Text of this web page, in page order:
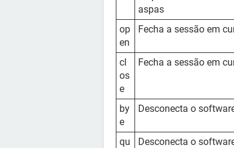
aspas
op
en
Fecha a sessão em
cl
os
e
Fecha a sessão em
by
e
Desconecta o
qu
Desconecta o